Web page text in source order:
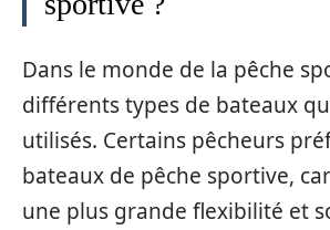
Dans le monde de la pêche
différents types de bateaux
utilisés. Certains pêcheurs
bateaux de pêche sportive,
une plus grande flexibilité et